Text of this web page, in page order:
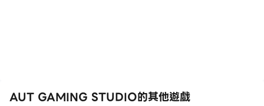
AUT GAMING STUDIO的其他遊戲